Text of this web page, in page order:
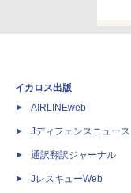
イカロス出版
AIRLINEweb
Jディフェンスニュース
通訳翻訳ジャーナル
JレスキューWeb